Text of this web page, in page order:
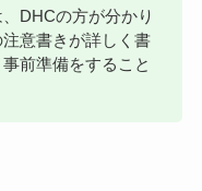
DHCの方が分かり
意書きが詳しく書
前準備をすること